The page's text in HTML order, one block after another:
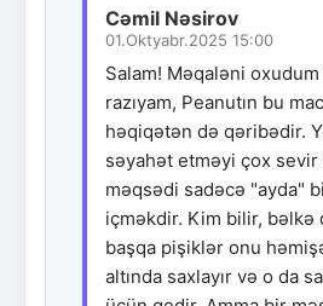
Cəmil Nəsirov
01.Oktyabr.2025 15:00
Salam! Məqaləni
razıyam, Peanutın bu
həqiqətən də qəribədir.
səyahət etməyi çox sevir
məqsədi sadəcə "ayda"
içməkdir. Kim bilir, bəlkə
başqa pişiklər onu
altında saxlayır və o da